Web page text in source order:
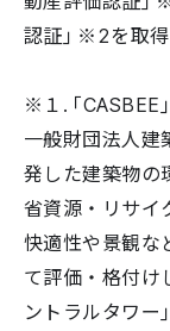
認証」※2を取得
※１.「CASBEE
一般財団法人建
発した建築物の
省資源・リサイ
快適性や景観な
て評価・格付け
ントラルタワ